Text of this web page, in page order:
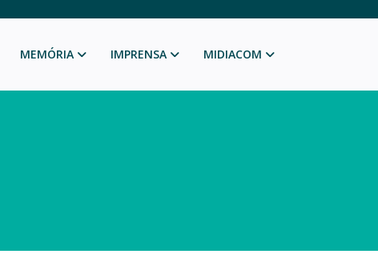
MEMÓRIA IMPRENSA MIDIACOM